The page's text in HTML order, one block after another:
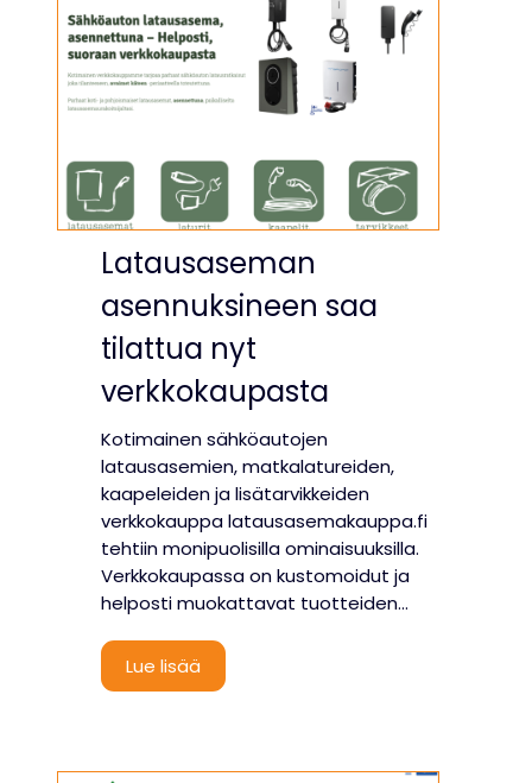
Latausaseman
asennuksineen saa
tilattua nyt
verkkokaupasta
Kotimainen sähköautojen
latausasemien, matkalatureiden,
kaapeleiden ja lisätarvikkeiden
verkkokauppa latausasemakauppa.fi
tehtiin monipuolisilla ominaisuuksilla.
Verkkokaupassa on kustomoidut ja
helposti muokattavat tuotteiden…
Lue lisää
a
u